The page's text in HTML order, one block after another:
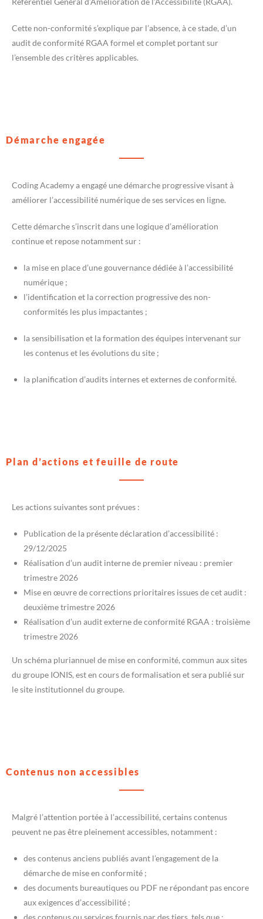
Cette non-conformité s’explique par l’absence, à ce stade, d’un
audit de conformité RGAA formel et complet portant sur
l’ensemble des critères applicables.
Démarche engagée
Coding Academy a engagé une démarche progressive visant à
améliorer l’accessibilité numérique de ses services en ligne.
Cette démarche s’inscrit dans une logique d’amélioration
continue et repose notamment sur :
la mise en place d’une gouvernance dédiée à l’accessibilité
numérique ;
l’identification et la correction progressive des non-
conformités les plus impactantes ;
la sensibilisation et la formation des équipes intervenant sur
les contenus et les évolutions du site ;
la planification d’audits internes et externes de conformité.
Plan d’actions et feuille de route
Les actions suivantes sont prévues :
Publication de la présente déclaration d’accessibilité :
29/12/2025
Réalisation d’un audit interne de premier niveau : premier
trimestre 2026
Mise en œuvre de corrections prioritaires issues de cet audit :
deuxième trimestre 2026
Réalisation d’un audit externe de conformité RGAA : troisième
trimestre 2026
Un schéma pluriannuel de mise en conformité, commun aux sites
du groupe IONIS, est en cours de formalisation et sera publié sur
le site institutionnel du groupe.
Contenus non accessibles
Malgré l’attention portée à l’accessibilité, certains contenus
peuvent ne pas être pleinement accessibles, notamment :
des contenus anciens publiés avant l’engagement de la
démarche de mise en conformité ;
des documents bureautiques ou PDF ne répondant pas encore
aux exigences d’accessibilité ;